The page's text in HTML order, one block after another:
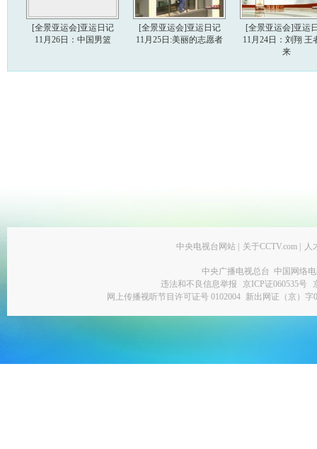
[全景亚运会]亚运日记
11月26日：中国男篮
[全景亚运会]亚运日记
11月25日:美丽的志愿者
[全景亚运会]亚运
11月24日：刘翔 王
来
中央电视台网站 关于CCTV.com 人
中央广播电视总台 中国网络
违法和不良信息举报
京ICP证060535号
网上传播视听节目许可证号 0102004 新出网证（京）